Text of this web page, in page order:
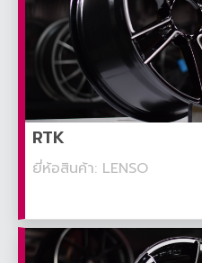
RTK
ยี่ห้อสินค้า: LENSO